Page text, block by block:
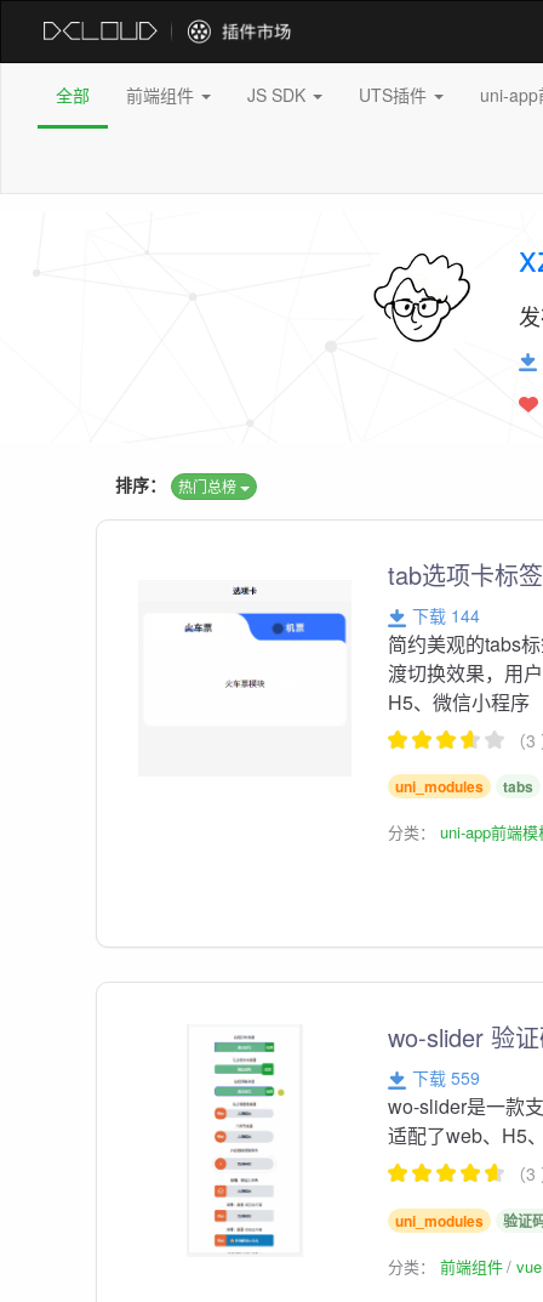
全部 前端组件 JS SDK UTS插件 uni-
排序： 热门总榜
tab选项卡标
下载 144
简约美观的tabs
渡切换效果，用
H5、微信小程序
（
uni_modules tabs
分类：uni-app前端模
wo-slider 验
下载 559
wo-slider是一款
适配了web、H5
（
uni_modules 验证
分类：前端组件